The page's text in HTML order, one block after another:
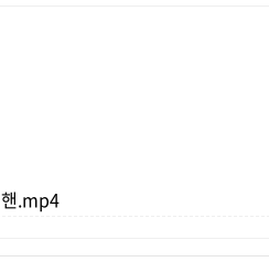
핸.mp4